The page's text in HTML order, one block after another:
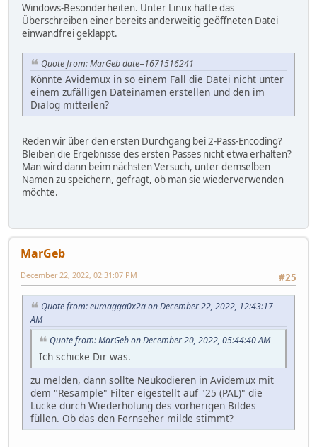
Windows-Besonderheiten. Unter Linux hätte das
Überschreiben einer bereits anderweitig geöffneten Datei
einwandfrei geklappt.
Quote from: MarGeb date=1671516241
Könnte Avidemux in so einem Fall die Datei nicht unter
einem zufälligen Dateinamen erstellen und den im
Dialog mitteilen?
Reden wir über den ersten Durchgang bei 2-Pass-Encoding?
Bleiben die Ergebnisse des ersten Passes nicht etwa erhalten?
Man wird dann beim nächsten Versuch, unter demselben
Namen zu speichern, gefragt, ob man sie wiederverwenden
möchte.
MarGeb
#25
December 22, 2022, 02:31:07 PM
Quote from: eumagga0x2a on December 22, 2022, 12:43:17
AM
Quote from: MarGeb on December 20, 2022, 05:44:40 AM
Ich schicke Dir was.
zu melden, dann sollte Neukodieren in Avidemux mit
dem "Resample" Filter eigestellt auf "25 (PAL)" die
Lücke durch Wiederholung des vorherigen Bildes
füllen. Ob das den Fernseher milde stimmt?